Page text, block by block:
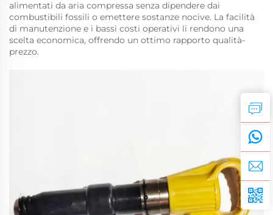
alimentati da aria compressa senza dipendere dai
combustibili fossili o emettere sostanze nocive. La facilità
di manutenzione e i bassi costi operativi li rendono una
scelta economica, offrendo un ottimo rapporto qualità-
prezzo.